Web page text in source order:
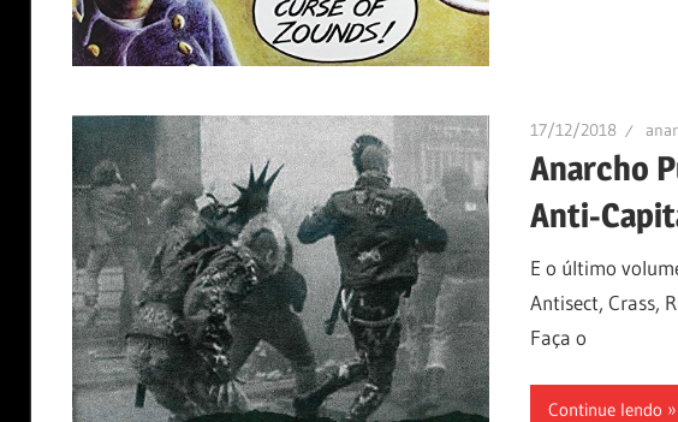
17/12/2018
Anarcho
Anti-
E o último
Antisect, Crass,
Faça o
Continue lendo